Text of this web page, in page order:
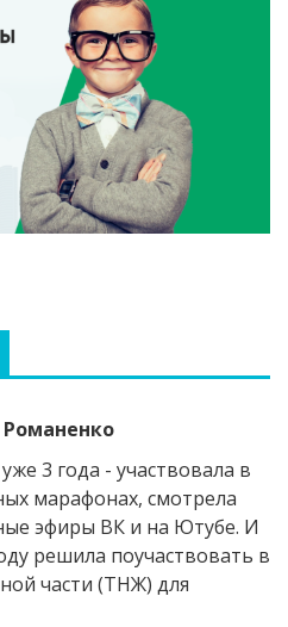
3 года - участвовала в
марафонах, смотрела
эфиры ВК и на Ютубе. И
решила поучаствовать в
части (ТНЖ) для